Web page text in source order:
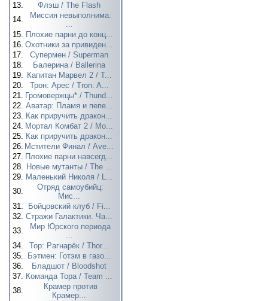
13.
Флэш / The Flash
14.
Миссия невыполнима:
...
15. Плохие парни до конц...
16. Охотники за привиден...
17.
Супермен / Superman
18.
Балерина / Ballerina
19. Капитан Марвел 2 / T...
20.
Трон: Арес / Tron: A...
21. Громовержцы* / Thund...
22. Аватар: Пламя и пепе...
23. Как приручить дракон...
24. Мортал Комбат 2 / Mo...
25. Как приручить дракон...
26. Мстители Финал / Ave...
27. Плохие парни навсегд...
28. Новые мутанты / The ...
29. Маленький Николя / L...
30.
Отряд самоубийц:
Мис...
31.
Бойцовский клуб / Fi...
32. Стражи Галактики. Ча...
33.
Мир Юрского периода
...
34.
Тор: Рагнарёк / Thor...
35.
Бэтмен: Готэм в газо...
36.
Бладшот / Bloodshot
37. Команда Тора / Team ...
38.
Крамер против
Крамер...